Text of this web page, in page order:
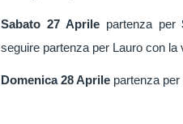
Sabato 27 Aprilepartenza per
seguire partenza per Lauro con la
Domenica 28 Aprile partenza per